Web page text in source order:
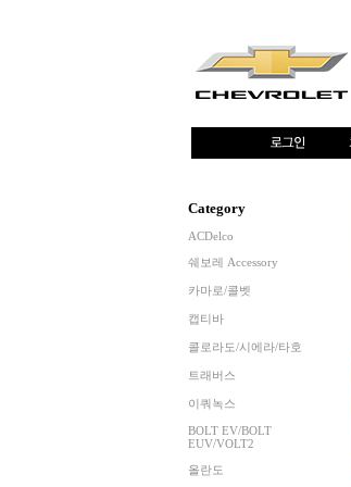
Category
ACDelco
쉐보레 Accessory
카마로/콜벳
캡티바
콜로라도/시에라/타호
트래버스
이쿼녹스
BOLT EV/BOLT
EUV/VOLT2
올란도